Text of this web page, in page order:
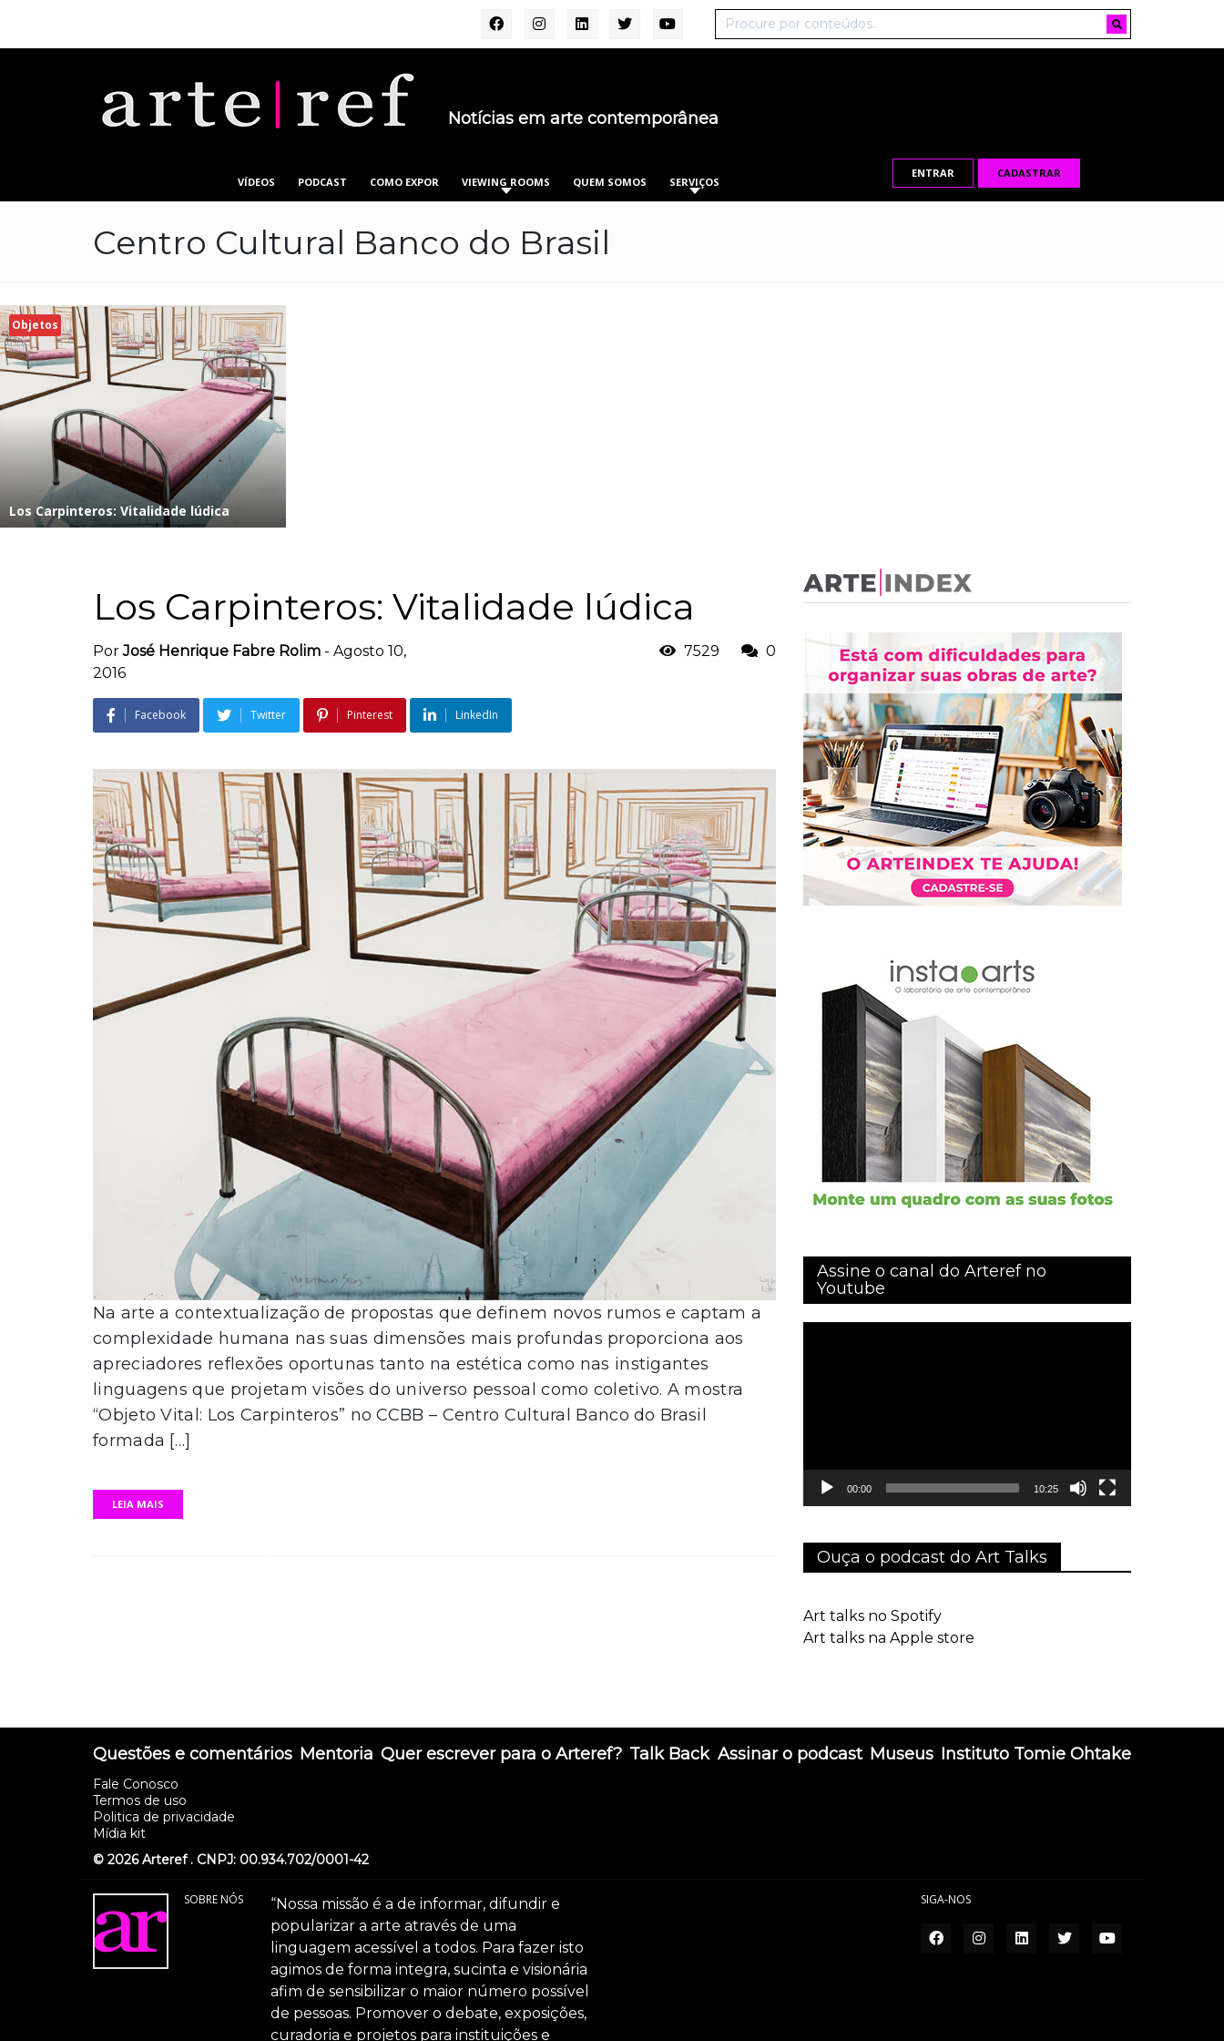
Notícias em arte contemporânea
VÍDEOS PODCAST COMO EXPOR VIEWING ROOMS QUEM SOMOS SERVIÇOS
ENTRAR CADASTRAR
Centro Cultural Banco do Brasil
Objetos
Los Carpinteros: Vitalidade lúdica
Los Carpinteros: Vitalidade lúdica
PorJosé Henrique Fabre Rolim - Agosto 10,
2016
7529 0
Facebook Twitter Pinterest LinkedIn
Na arte a contextualização de propostas que definem novos rumos e captam a
complexidade humana nas suas dimensões mais profundas proporciona aos
apreciadores reflexões oportunas tanto na estética como nas instigantes
linguagens que projetam visões do universo pessoal como coletivo. A mostra
“Objeto Vital: Los Carpinteros” no CCBB – Centro Cultural Banco do Brasil
formada […]
LEIA MAIS
Assine o canal do Arteref no
Youtube
00:00 10:25
Ouça o podcast do Art Talks
Art talks no Spotify
Art talks na Apple store
Questões e comentários
Fale Conosco
Termos de uso
Politica de privacidade
Mídia kit
Mentoria Quer escrever para o Arteref? Talk Back Assinar o podcast Museus Instituto Tomie Ohtake
© 2026 Arteref . CNPJ: 00.934.702/0001-42
SOBRE NÓS
“Nossa missão é a de informar, difundir e
popularizar a arte através de uma
linguagem acessível a todos. Para fazer isto
agimos de forma integra, sucinta e visionária
afim de sensibilizar o maior número possível
de pessoas. Promover o debate, exposições,
curadoria e projetos para instituições e
SIGA-NOS